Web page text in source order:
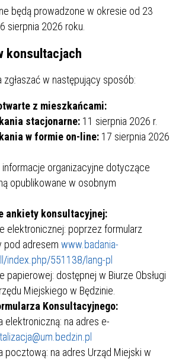
będą prowadzone w okresie od 23
sierpnia 2026 roku.
konsultacjach
zgłaszać w następujący sposób:
z mieszkańcami:
stacjonarne: 11 sierpnia 2026 r.
w formie on-line: 17 sierpnia 2026
informacje organizacyjne dotyczące
opublikowane w osobnym
ankiety konsultacyjnej:
elektronicznej: poprzez formularz
pod adresem www.badania-
index.php/551138/lang-pl
papierowej: dostępnej w Biurze Obsługi
Miejskiego w Będzinie.
Konsultacyjnego:
elektroniczną: na adres e-
pocztową: na adres Urząd Miejski w